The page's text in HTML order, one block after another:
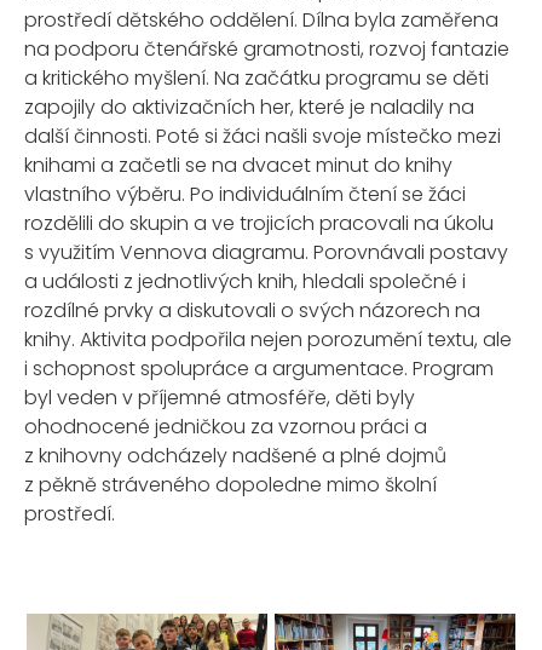
prostředí dětského oddělení. Dílna byla zaměřena
na podporu čtenářské gramotnosti, rozvoj fantazie
a kritického myšlení. Na začátku programu se děti
zapojily do aktivizačních her, které je naladily na
další činnosti. Poté si žáci našli svoje místečko mezi
knihami a začetli se na dvacet minut do knihy
vlastního výběru. Po individuálním čtení se žáci
rozdělili do skupin a ve trojicích pracovali na úkolu
s využitím Vennova diagramu. Porovnávali postavy
a události z jednotlivých knih, hledali společné i
rozdílné prvky a diskutovali o svých názorech na
knihy. Aktivita podpořila nejen porozumění textu, ale
i schopnost spolupráce a argumentace. Program
byl veden v příjemné atmosféře, děti byly
ohodnocené jedničkou za vzornou práci a
z knihovny odcházely nadšené a plné dojmů
z pěkně stráveného dopoledne mimo školní
prostředí.